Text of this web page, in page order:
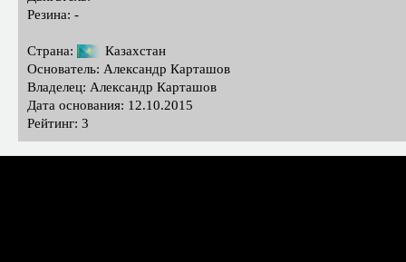
Резина: -
Страна:
Казахстан
Основатель: Александр Карташов
Владелец: Александр Карташов
Дата основания: 12.10.2015
Рейтинг: 3